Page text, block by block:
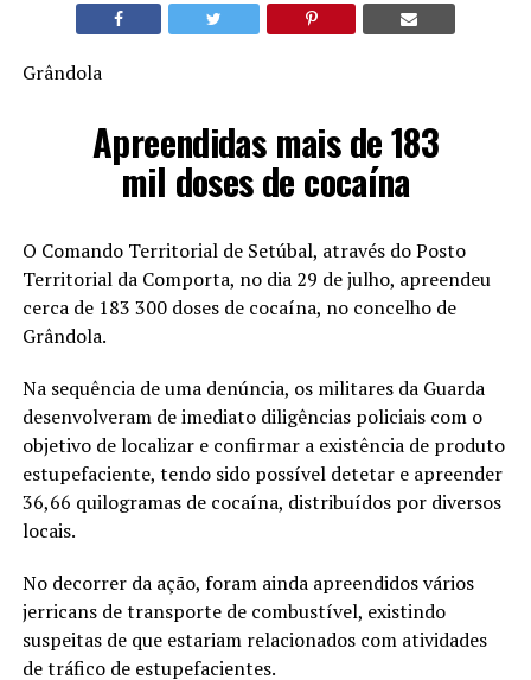
Grândola
Apreendidas mais de 183
mil doses de cocaína
O Comando Territorial de Setúbal, através do Posto
Territorial da Comporta, no dia 29 de julho, apreendeu
cerca de 183 300 doses de cocaína, no concelho de
Grândola.
Na sequência de uma denúncia, os militares da Guarda
desenvolveram de imediato diligências policiais com o
objetivo de localizar e confirmar a existência de produto
estupefaciente, tendo sido possível detetar e apreender
36,66 quilogramas de cocaína, distribuídos por diversos
locais.
No decorrer da ação, foram ainda apreendidos vários
jerricans de transporte de combustível, existindo
suspeitas de que estariam relacionados com atividades
de tráfico de estupefacientes.